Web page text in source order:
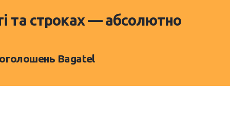
та строках — абсолютно
Bagatel